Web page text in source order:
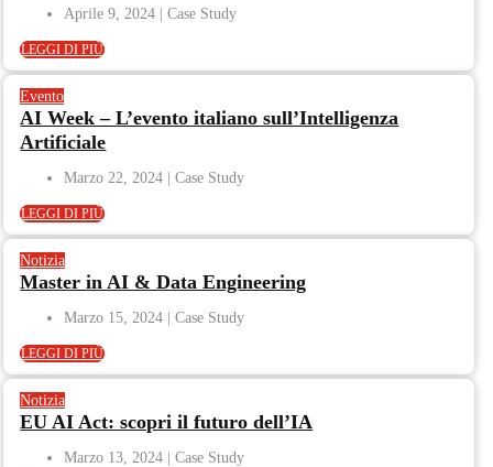
Aprile 9, 2024
LEGGI DI PIÙ
Evento
AI Week – L’evento italiano sull’Intelligenza
Artificiale
Marzo 22, 2024
LEGGI DI PIÙ
Notizia
Master in AI & Data Engineering
Marzo 15, 2024
LEGGI DI PIÙ
Notizia
EU AI Act: scopri il futuro dell’IA
Marzo 13, 2024